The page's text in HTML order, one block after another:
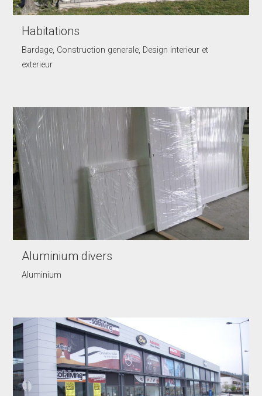
Habitations
Bardage, Construction generale, Design interieur et
exterieur
Aluminium divers
Aluminium